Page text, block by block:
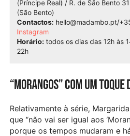
(Príncipe Real) / R. de São Bento
(São Bento)
Contactos: hello@madambo.pt/
Instagram
Horário: todos os dias das 12h às
22h
“Morangos” com um toque
Relativamente à série,
que “não vai ser igual aos
porque os tempos mudaram e